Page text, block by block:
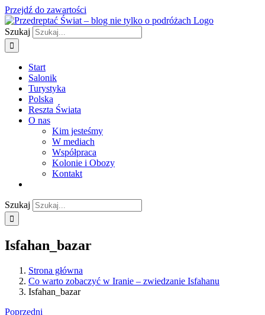
Przejdź do zawartości
Szukaj
Start
Salonik
Turystyka
Polska
Reszta Świata
O nas
Kim jesteśmy
W mediach
Współpraca
Kolonie i Obozy
Kontakt
Szukaj
Isfahan_bazar
Strona główna
Co warto zobaczyć w Iranie – zwiedzanie Isfahanu
Isfahan_bazar
Poprzedni